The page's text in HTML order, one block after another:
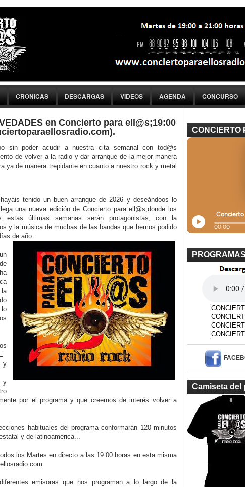
CRONICAS DESCARGAS VIDEOS AGENDA CONCURSO
en Concierto para ell@s;19:00
sin poder acudir a nuestra cita semanal con tod@s
de volver a la radio y dar arranque de la mejor manera
ya de manera trepidante en cuanto a nuestro rock y metal
tenido un buen arranque de 2026 y deseándoos lo
una nueva edición de Concierto para ell@s,donde los
estas últimas semanas serán protagonistas, con la
y la música de muchas de las bandas que hemos podido
de año.
y
y
por el programa y que creemos de interés volver a
habituales del programa conformarán 120 minutos
y de latinoamerica...
los Martes en directo a las 19:00 horas en esta misma
emisoras que nos programan a lo largo de la
CONCIERTO
PROGRAMAS
Camiseta del